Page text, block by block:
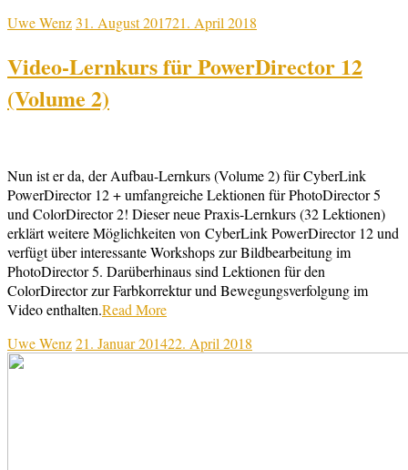
Uwe Wenz31. August 201721. April 2018
Video-Lernkurs für PowerDirector 12
(Volume 2)
Nun ist er da, der Aufbau-Lernkurs (Volume 2) für CyberLink
PowerDirector 12 + umfangreiche Lektionen für PhotoDirector 5
und ColorDirector 2! Dieser neue Praxis-Lernkurs (32 Lektionen)
erklärt weitere Möglichkeiten von CyberLink PowerDirector 12 und
verfügt über interessante Workshops zur Bildbearbeitung im
PhotoDirector 5. Darüberhinaus sind Lektionen für den
ColorDirector zur Farbkorrektur und Bewegungsverfolgung im
Video enthalten.Read More
Uwe Wenz21. Januar 201422. April 2018